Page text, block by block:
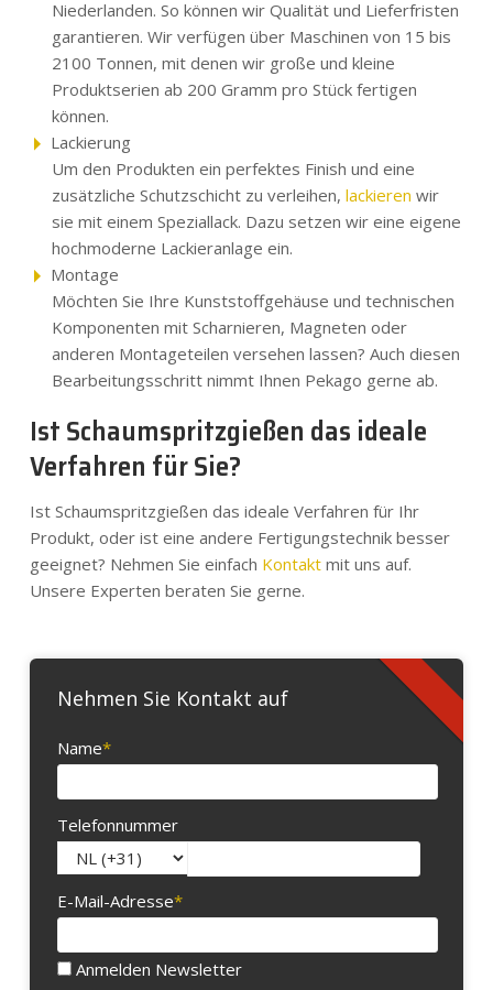
Niederlanden. So können wir Qualität und Lieferfristen
garantieren. Wir verfügen über Maschinen von 15 bis
2100 Tonnen, mit denen wir große und kleine
Produktserien ab 200 Gramm pro Stück fertigen
können.
Lackierung
Um den Produkten ein perfektes Finish und eine
zusätzliche Schutzschicht zu verleihen, lackieren wir
sie mit einem Speziallack. Dazu setzen wir eine eigene
hochmoderne Lackieranlage ein.
Montage
Möchten Sie Ihre Kunststoffgehäuse und technischen
Komponenten mit Scharnieren, Magneten oder
anderen Montageteilen versehen lassen? Auch diesen
Bearbeitungsschritt nimmt Ihnen Pekago gerne ab.
Ist Schaumspritzgießen das ideale
Verfahren für Sie?
Ist Schaumspritzgießen das ideale Verfahren für Ihr
Produkt, oder ist eine andere Fertigungstechnik besser
geeignet? Nehmen Sie einfach Kontaktmit uns auf.
Unsere Experten beraten Sie gerne.
Nehmen Sie Kontakt auf
Name*
Telefonnummer
E-Mail-Adresse*
Anmelden Newsletter